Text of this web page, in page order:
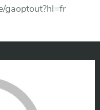
gaoptout?hl=fr